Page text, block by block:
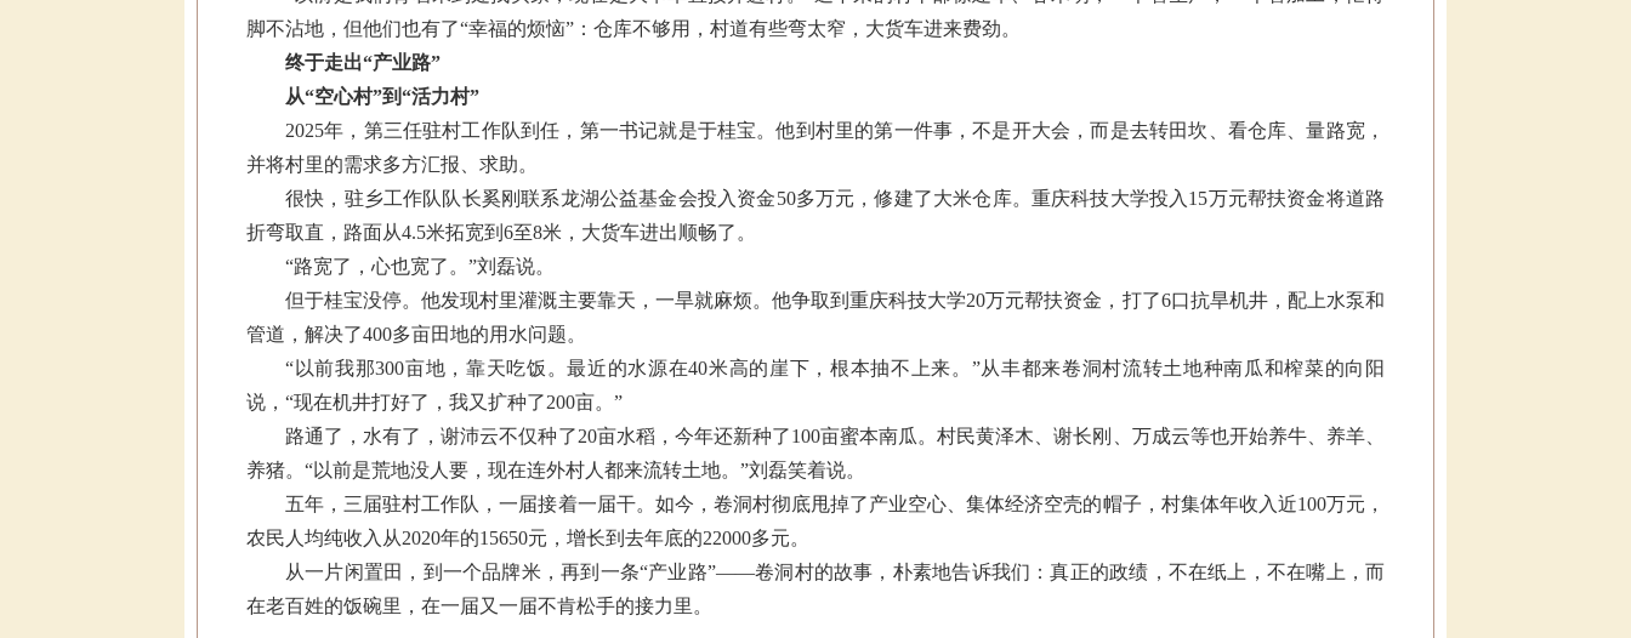
脚不沾地，但他们也有了“幸福的烦恼”：仓库不够用，村道有些弯太窄，大货车进来费劲。
终于走出“产业路”
从“空心村”到“活力村”
2025年，第三任驻村工作队到任，第一书记就是于桂宝。他到村里的第一件事，不是开大会，而是去转田坎、看仓库、量路宽，
并将村里的需求多方汇报、求助。
很快，驻乡工作队队长奚刚联系龙湖公益基金会投入资金50多万元，修建了大米仓库。重庆科技大学投入15万元帮扶资金将道路
折弯取直，路面从4.5米拓宽到6至8米，大货车进出顺畅了。
“路宽了，心也宽了。”刘磊说。
但于桂宝没停。他发现村里灌溉主要靠天，一旱就麻烦。他争取到重庆科技大学20万元帮扶资金，打了6口抗旱机井，配上水泵和
管道，解决了400多亩田地的用水问题。
“以前我那300亩地，靠天吃饭。最近的水源在40米高的崖下，根本抽不上来。”从丰都来卷洞村流转土地种南瓜和榨菜的向阳
说，“现在机井打好了，我又扩种了200亩。”
路通了，水有了，谢沛云不仅种了20亩水稻，今年还新种了100亩蜜本南瓜。村民黄泽木、谢长刚、万成云等也开始养牛、养羊、
养猪。“以前是荒地没人要，现在连外村人都来流转土地。”刘磊笑着说。
五年，三届驻村工作队，一届接着一届干。如今，卷洞村彻底甩掉了产业空心、集体经济空壳的帽子，村集体年收入近100万元，
农民人均纯收入从2020年的15650元，增长到去年底的22000多元。
从一片闲置田，到一个品牌米，再到一条“产业路”——卷洞村的故事，朴素地告诉我们：真正的政绩，不在纸上，不在嘴上，而
在老百姓的饭碗里，在一届又一届不肯松手的接力里。